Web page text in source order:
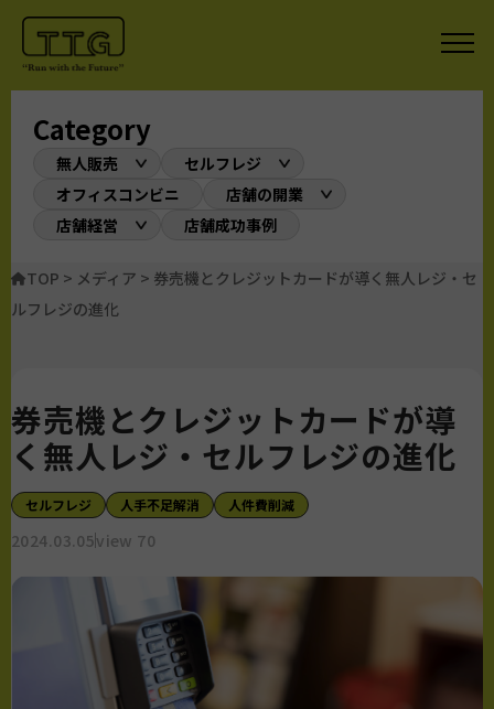
Category
無人販売
セルフレジ
オフィスコンビニ
店舗の開業
店舗経営
店舗成功事例
TOP > メディア > 券売機とクレジットカードが導く無人レジ・セ
ルフレジの進化
券売機とクレジットカードが導
く無人レジ・セルフレジの進化
セルフレジ 人手不足解消 人件費削減
2024.03.05view 70